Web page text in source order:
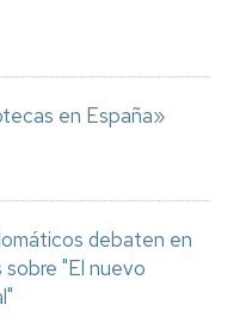
en España»
debaten en
"El nuevo